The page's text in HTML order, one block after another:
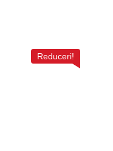
Reduceri!